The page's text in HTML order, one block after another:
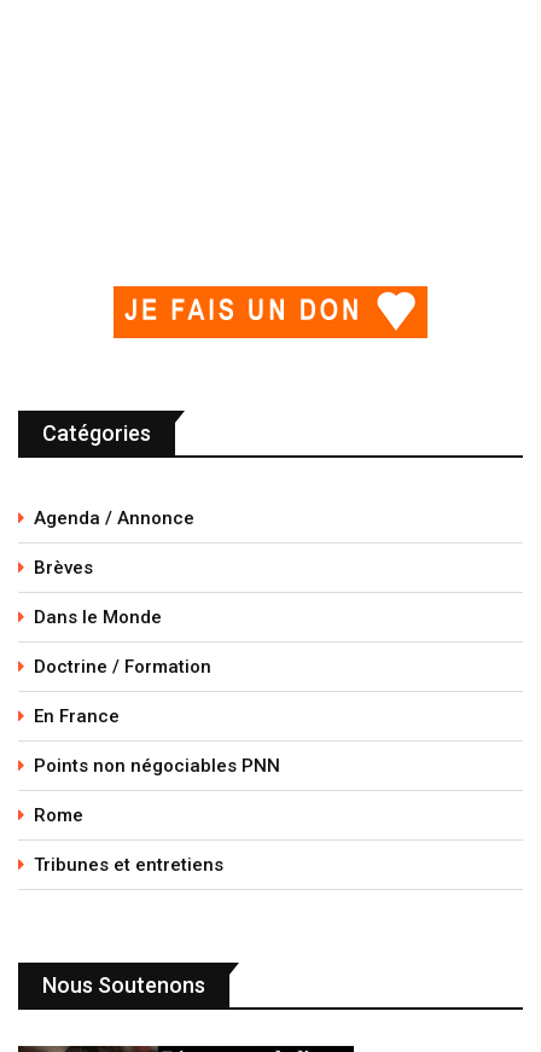
Catégories
Agenda / Annonce
Brèves
Dans le Monde
Doctrine / Formation
En France
Points non négociables PNN
Rome
Tribunes et entretiens
Nous Soutenons